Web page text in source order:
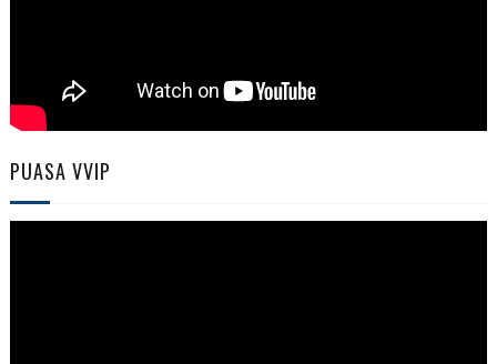
PUASA VVIP